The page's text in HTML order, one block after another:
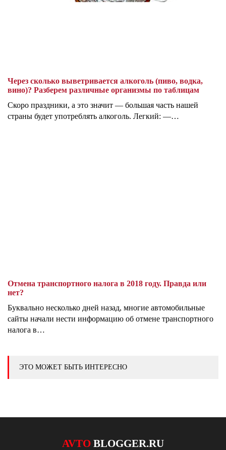
Через сколько выветривается алкоголь (пиво, водка,
вино)? Разберем различные организмы по таблицам
Скоро праздники, а это значит — большая часть нашей
страны будет употреблять алкоголь. Легкий: —…
Отмена транспортного налога в 2018 году. Правда или
нет?
Буквально несколько дней назад, многие автомобильные
сайты начали нести информацию об отмене транспортного
налога в…
ЭТО МОЖЕТ БЫТЬ ИНТЕРЕСНО
AVTO BLOGGER.RU